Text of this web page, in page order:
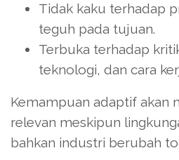
Tidak kaku terhadap
teguh pada tujuan.
Terbuka terhadap
teknologi, dan cara
Kemampuan adaptif akan
relevan meskipun
bahkan industri berubah